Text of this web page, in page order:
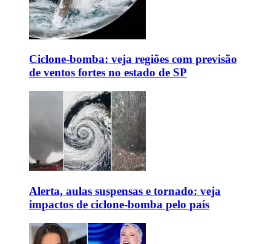
Ciclone-bomba: veja regiões com previsão
de ventos fortes no estado de SP
Alerta, aulas suspensas e tornado: veja
impactos de ciclone-bomba pelo país